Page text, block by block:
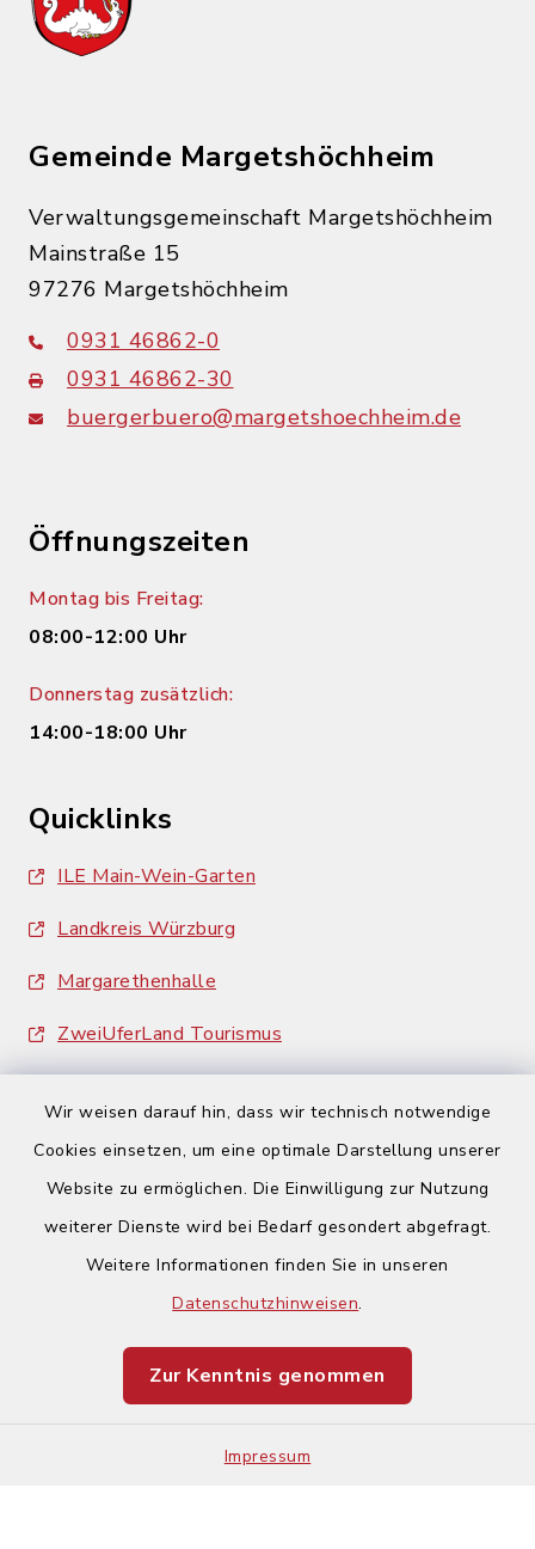
Wir weisen darauf hin, dass wir technisch notwendige
Cookies einsetzen, um eine optimale Darstellung unserer
Website zu ermöglichen. Die Einwilligung zur Nutzung
weiterer Dienste wird bei Bedarf gesondert abgefragt.
Weitere Informationen finden Sie in unseren
Datenschutzhinweisen.
Zur Kenntnis genommen
Impressum
Gemeinde Margetshöchheim
Verwaltungsgemeinschaft Margetshöchheim
Mainstraße 15
97276 Margetshöchheim
0931 46862-0
0931 46862-30
buergerbuero@margetshoechheim.de
Öffnungszeiten
Montag bis Freitag:
08:00-12:00 Uhr
Donnerstag zusätzlich:
14:00-18:00 Uhr
Quicklinks
ILE Main-Wein-Garten
Landkreis Würzburg
Margarethenhalle
ZweiUferLand Tourismus
Barrierefreiheit
Sitemap